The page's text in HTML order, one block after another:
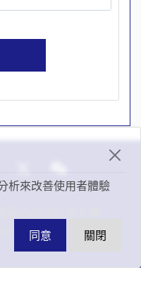
析來改善使用者體驗
同意 關閉